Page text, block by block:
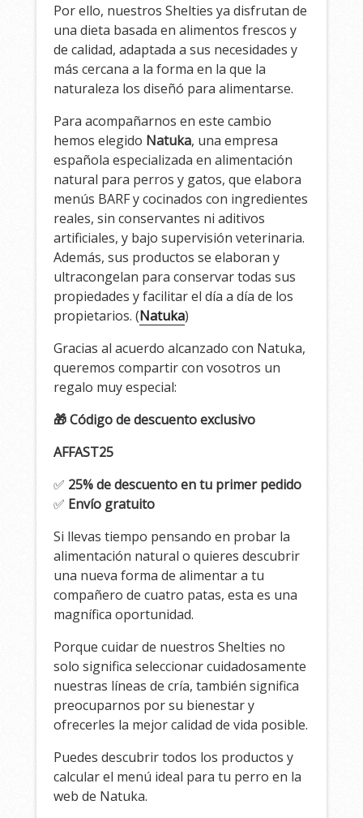
Por ello, nuestros Shelties ya disfrutan de
una dieta basada en alimentos frescos y
de calidad, adaptada a sus necesidades y
más cercana a la forma en la que la
naturaleza los diseñó para alimentarse.
Para acompañarnos en este cambio
hemos elegido Natuka, una empresa
española especializada en alimentación
natural para perros y gatos, que elabora
menús BARF y cocinados con ingredientes
reales, sin conservantes ni aditivos
artificiales, y bajo supervisión veterinaria.
Además, sus productos se elaboran y
ultracongelan para conservar todas sus
propiedades y facilitar el día a día de los
propietarios. (Natuka)
Gracias al acuerdo alcanzado con Natuka,
queremos compartir con vosotros un
regalo muy especial:
🎁 Código de descuento exclusivo
AFFAST25
✅ 25% de descuento en tu primer pedido
✅ Envío gratuito
Si llevas tiempo pensando en probar la
alimentación natural o quieres descubrir
una nueva forma de alimentar a tu
compañero de cuatro patas, esta es una
magnífica oportunidad.
Porque cuidar de nuestros Shelties no
solo significa seleccionar cuidadosamente
nuestras líneas de cría, también significa
preocuparnos por su bienestar y
ofrecerles la mejor calidad de vida posible.
Puedes descubrir todos los productos y
calcular el menú ideal para tu perro en la
web de Natuka.